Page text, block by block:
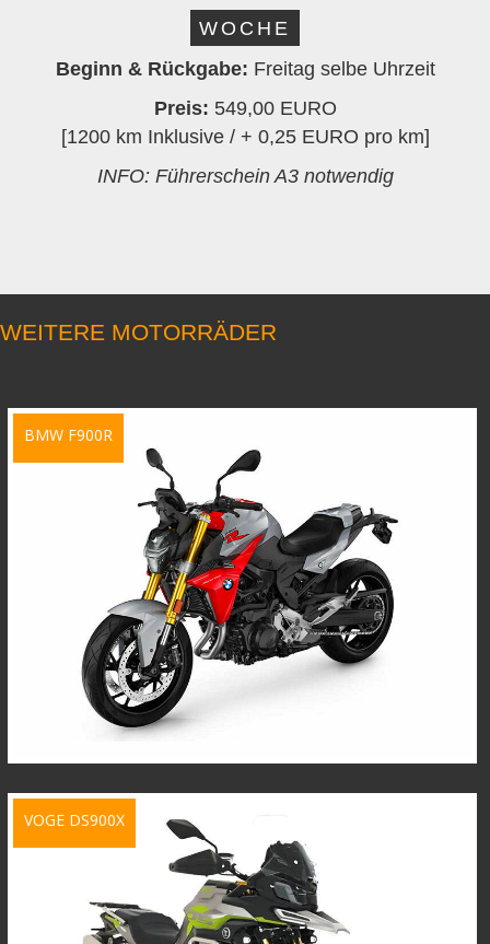
WOCHE
Beginn & Rückgabe: Freitag selbe Uhrzeit
Preis: 549,00 EURO
[1200 km Inklusive / + 0,25 EURO pro km]
INFO: Führerschein A3 notwendig
WEITERE MOTORRÄDER
BMW F900R
VOGE DS900X